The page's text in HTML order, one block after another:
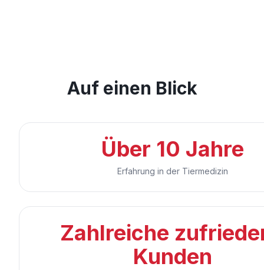
Auf einen Blick
Über 10 Jahre
Erfahrung in der Tiermedizin
Zahlreiche
Kunden